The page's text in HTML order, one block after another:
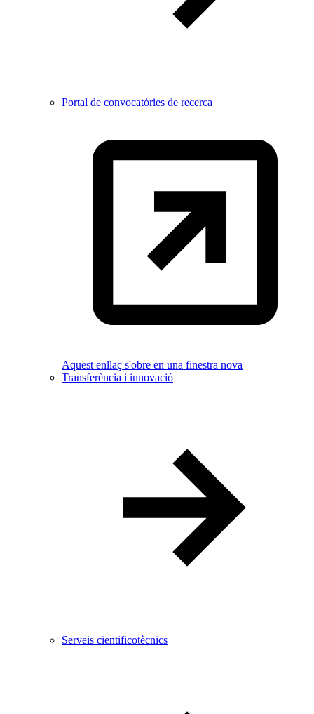
Portal de convocatòries de recerca
Aquest enllaç s'obre en una finestra nova
Transferència i innovació
Serveis cientificotècnics